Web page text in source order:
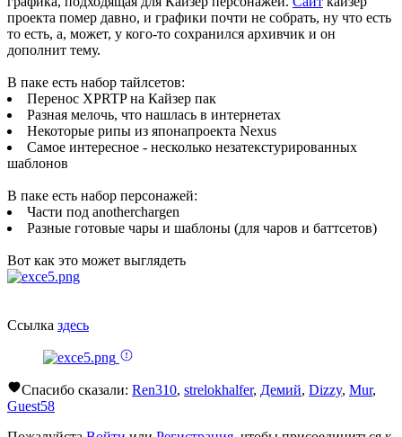
проекта помер давно, и графики почти не собрать, ну что есть
то есть, а, может, у кого-то сохранился архивчик и он
дополнит тему.
В паке есть набор тайлсетов:
Перенос XPRTP на Кайзер пак
Разная мелочь, что нашлась в интернетах
Некоторые рипы из японапроекта Nexus
Самое интересное - несколько незатекстурированных
шаблонов
В паке есть набор персонажей:
Части под anotherchargen
Разные готовые чары и шаблоны (для чаров и баттсетов)
Вот как это может выглядеть
Ссылка здесь
Спасибо сказали: Ren310, strelokhalfer, Демий, Dizzy, Mur,
Guest58